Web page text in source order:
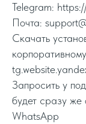
Telegram:
Почта:
Скачать
Запросить у
будет сразу же
WhatsApp